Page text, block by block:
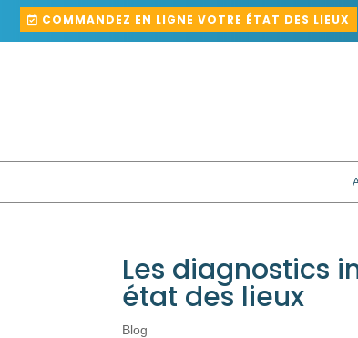
COMMANDEZ EN LIGNE VOTRE ÉTAT DES LIEUX
Les diagnostics
état des lieux
Blog